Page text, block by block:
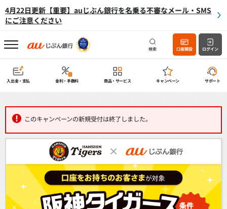
4月22日更新【重要】auじぶん銀行を名乗る不審なメール・SMS
にご注意ください
検索 口座開設 ログイン
入出金・支払 金利・手数料 商品・サービス キャンペーン サポート
このキャンペーンの新規受付は終了しました。